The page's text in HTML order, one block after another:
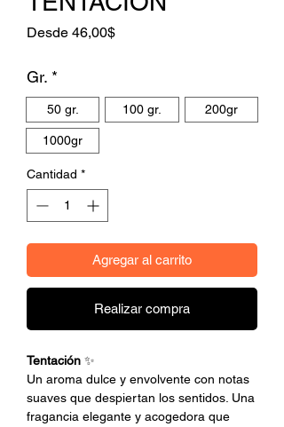
Desde 46,00$Precio de oferta
Gr. *
50 gr. 100 gr. 200gr
1000gr
Cantidad *
Agregar al carrito
Realizar compra
Tentación ✨
Un aroma dulce y envolvente con notas
suaves que despiertan los sentidos. Una
fragancia elegante y acogedora que